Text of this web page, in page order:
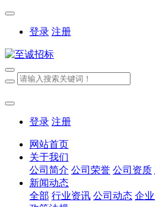
登录 注册
登录 注册
网站首页
关于我们
公司简介 公司荣誉 公司资质
新闻动态
全部 行业资讯 公司动态 企